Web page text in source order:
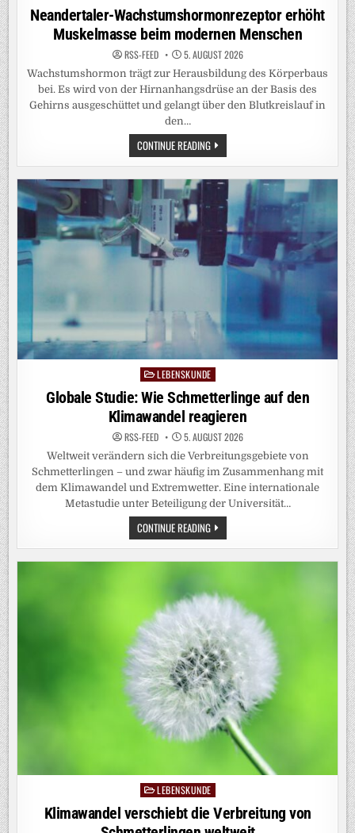
in
Neandertaler-Wachstumshormonrezeptor erhöht
Muskelmasse beim modernen Menschen
RSS-FEED 5. AUGUST 2026
Wachstumshormon trägt zur Herausbildung des Körperbaus
bei. Es wird von der Hirnanhangsdrüse an der Basis des
Gehirns ausgeschüttet und gelangt über den Blutkreislauf in
den…
CONTINUE READINGNEANDERTALER-
WACHSTUMSHORMONREZEPTOR
ERHÖHT
MUSKELMASSE
BEIM
MODERNEN
MENSCHEN
Posted
in
LEBENSKUNDE
Globale Studie: Wie Schmetterlinge auf den
Klimawandel reagieren
RSS-FEED 5. AUGUST 2026
Weltweit verändern sich die Verbreitungsgebiete von
Schmetterlingen – und zwar häufig im Zusammenhang mit
dem Klimawandel und Extremwetter. Eine internationale
Metastudie unter Beteiligung der Universität…
CONTINUE READINGGLOBALE
STUDIE:
WIE
SCHMETTERLINGE
KLIMAWANDEL
REAGIEREN
PostedLEBENSKUNDE
Klimawandel verschiebt die Verbreitung von